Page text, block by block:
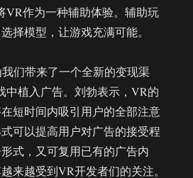
VR作为一种辅助体验。辅助玩
择模型，让游戏充满可能。
们带来了一个全新的变现渠
中植入广告。刘勃表示，VR的
短时间内吸引用户的全部注意
可以提高用户对广告的接受程
式，又可复用已有的广告内
来越受到VR开发者们的关注。